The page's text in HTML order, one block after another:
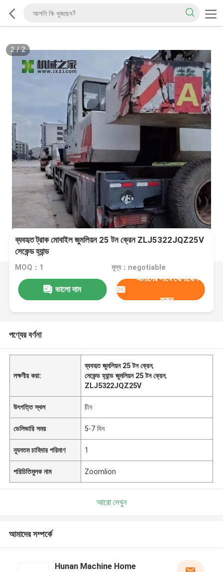
2/2
ব্যবহৃত ট্রাক মোবাইল জুমলিয়ন 25 টন ক্রেন ZLJ5322JQZ25V
সেকেন্ড হ্যান্ড
MOQ：1 মূল্য：negotiable
ভালো দাম
আমাদের সাথে যোগাযোগ
করুন
পণ্যের বর্ণনা
লক্ষণীয় করা:
ব্যবহৃত জুমলিয়ন 25 টন ক্রেন,
সেকেন্ড হ্যান্ড জুমলিয়ন 25 টন ক্রেন,
ZLJ5322JQZ25V
উৎপত্তি স্থল চীন
ডেলিভারি সময় 5-7 দিন
ন্যূনতম চাহিদার পরিমাণ 1
পরিচিতিমুলক নাম Zoomlion
আরো দেখুন
আমাদের সম্পর্কে
Hunan Machine Home